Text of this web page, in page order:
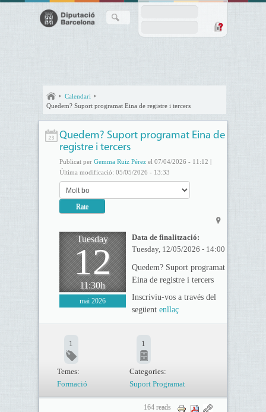
Calendari
Quedem? Suport programat Eina de registre i tercers
Quedem? Suport programat Eina de
registre i tercers
Publicat per Gemma Ruiz Pérezel 07/04/2026 - 11:12 |
Última modificació: 05/05/2026 - 13:33
Tuesday
12
11:30h
mai 2026
Data de finalització:
Tuesday, 12/05/2026 - 14:00
Quedem? Suport programat
Eina de registre i tercers
Inscriviu-vos a través del
següent enllaç
1
Temes:
Formació
1
Categories:
Suport Programat
164 reads